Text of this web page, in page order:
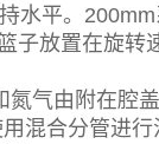
水平。
子放置在旋转
氮气由附在腔
混合分管进行